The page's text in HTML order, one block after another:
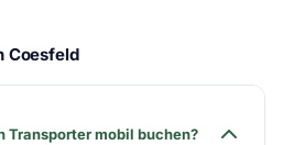
Coesfeld
Transporter mobil buchen?